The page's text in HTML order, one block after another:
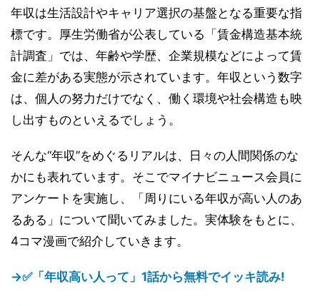
年収は生活設計やキャリア選択の基盤となる重要な指
標です。厚生労働省が公表している「賃金構造基本統
計調査」では、年齢や学歴、企業規模などによって賃
金に差がある実態が示されています。年収という数字
は、個人の努力だけでなく、働く環境や社会構造も映
し出すものといえるでしょう。
そんな“年収”をめぐるリアルは、日々の人間関係のな
かにも表れています。そこでマイナビニュース会員に
アンケートを実施し、「周りにいる年収が高い人のあ
るある」について聞いてみました。実体験をもとに、
4コマ漫画で紹介していきます。
→✅「年収高い人って」1話から無料でイッキ読み!